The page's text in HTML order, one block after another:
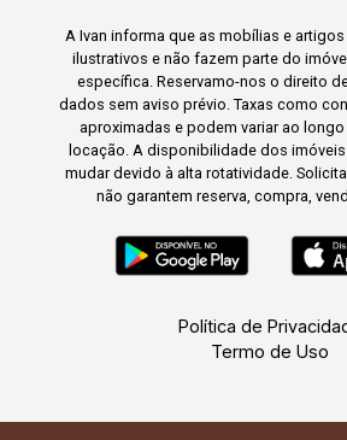
A Ivan informa que as mobílias e
ilustrativos e não fazem parte do
específica. Reservamo-nos o direito
dados sem aviso prévio. Taxas como
aproximadas e podem variar ao
locação. A disponibilidade dos
mudar devido à alta rotatividade.
não garantem reserva, compra,
Política de
Termo de Uso